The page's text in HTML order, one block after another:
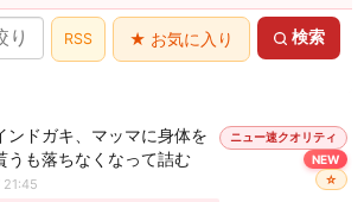
検索
★ お気に入り
RSS
ンドガキ、マッマに身体を
うも落ちなくなって詰む
ニュー速クオリティ
NEW
☆